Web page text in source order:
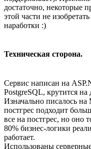
достаточно, некоторые
этой части не
наработки :)
Техническая сторона.
Сервис написан на
PostgreSQL, крутится на
Изначально писалось
постгрес подходит
все на постгрес, но оно
80% бизнес-логики
работает.
Использованы